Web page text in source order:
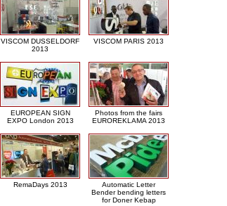
VISCOM DUSSELDORF
2013
VISCOM PARIS 2013
EUROPEAN SIGN
EXPO London 2013
Photos from the fairs
EUROREKLAMA 2013
RemaDays 2013
Automatic Letter
Bender bending letters
for Doner Kebap